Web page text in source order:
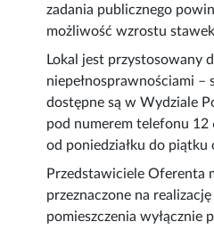
zadania publicznego
możliwość wzrostu
Lokal jest przystosowany
niepełnosprawnościami –
dostępne są w Wydziale
pod numerem telefonu
od poniedziałku do piątku
Przedstawiciele Oferenta
przeznaczone na
pomieszczenia wyłącznie